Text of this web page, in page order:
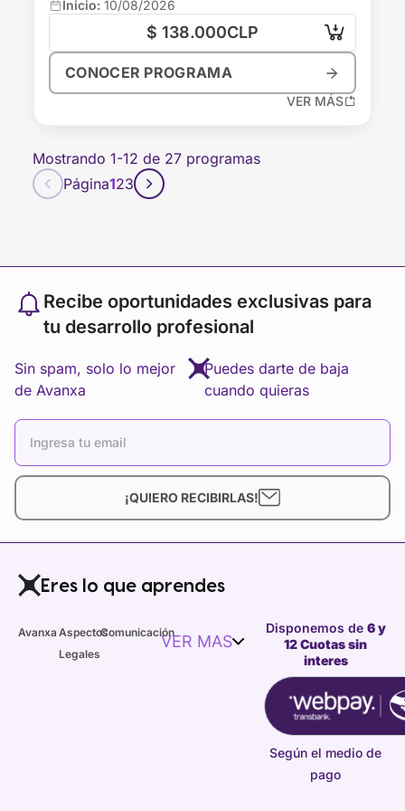
Inicio: 10/08/2026
$ 138.000CLP
CONOCER PROGRAMA
VER MÁS
Online
¡INSCRIBIRME AHORA!
¡Inscríbete hoy y asegura tu lugar!
VER MENOS
Mostrando 1-12 de 27 programas
Página123
Recibe oportunidades exclusivas para
tu desarrollo profesional
¡QUIERO RECIBIRLAS!
Sin spam, solo lo mejor
de Avanxa
Puedes darte de baja
cuando quieras
Eres lo que aprendes
Avanxa Aspectos
Legales
ComunicaciónVER MAS
Disponemos de 6 y
12 Cuotas sin
interes
Según el medio de
pago